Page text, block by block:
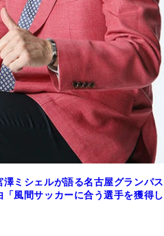
ミシェルが語る名古屋グランパス
風間サッカーに合う選手を獲得し